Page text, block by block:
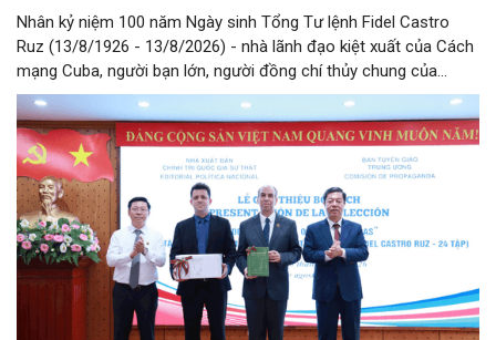
Nhân kỷ niệm 100 năm Ngày sinh Tổng Tư lệnh Fidel Castro
Ruz (13/8/1926 - 13/8/2026) - nhà lãnh đạo kiệt xuất của Cách
mạng Cuba, người bạn lớn, người đồng chí thủy chung của
Đảng, Nhà nước và nhân dân Việt Nam, chiều 5/8, tại Hà Nội,
Nhà xuất bản Chính trị quốc gia Sự thật phối hợp với Ban Tuyên
giáo Trung ương tổ chức Lễ giới thiệu bộ sách “Tuyển tập các
tác phẩm chọn lọc của Tổng Tư lệnh Fidel Castro Ruz” gồm 24
tập bằng tiếng Tây Ban Nha.